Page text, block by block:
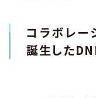
コラボレー
誕生した